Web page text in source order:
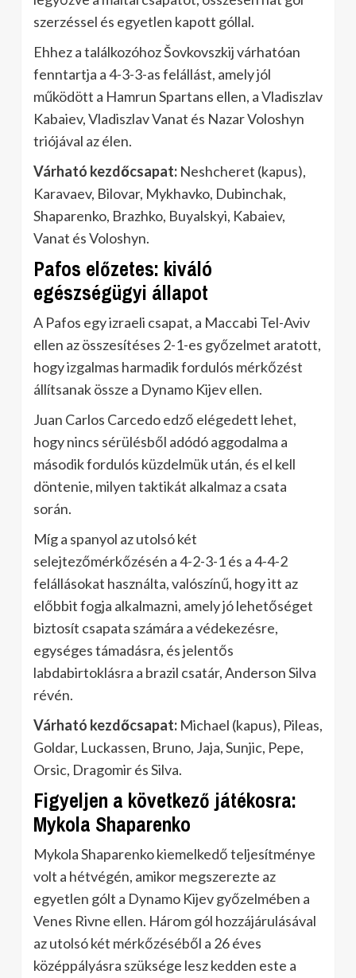
szerzéssel és egyetlen kapott góllal.
Ehhez a találkozóhoz Šovkovszkij várhatóan
fenntartja a 4-3-3-as felállást, amely jól
működött a Hamrun Spartans ellen, a Vladiszlav
Kabaiev, Vladiszlav Vanat és Nazar Voloshyn
triójával az élen.
Várható kezdőcsapat: Neshcheret (kapus),
Karavaev, Bilovar, Mykhavko, Dubinchak,
Shaparenko, Brazhko, Buyalskyi, Kabaiev,
Vanat és Voloshyn.
Pafos előzetes: kiváló
egészségügyi állapot
A Pafos egy izraeli csapat, a Maccabi Tel-Aviv
ellen az összesítéses 2-1-es győzelmet aratott,
hogy izgalmas harmadik fordulós mérkőzést
állítsanak össze a Dynamo Kijev ellen.
Juan Carlos Carcedo edző elégedett lehet,
hogy nincs sérülésből adódó aggodalma a
második fordulós küzdelmük után, és el kell
döntenie, milyen taktikát alkalmaz a csata
során.
Míg a spanyol az utolsó két
selejtezőmérkőzésén a 4-2-3-1 és a 4-4-2
felállásokat használta, valószínű, hogy itt az
előbbit fogja alkalmazni, amely jó lehetőséget
biztosít csapata számára a védekezésre,
egységes támadásra, és jelentős
labdabirtoklásra a brazil csatár, Anderson Silva
révén.
Várható kezdőcsapat: Michael (kapus), Pileas,
Goldar, Luckassen, Bruno, Jaja, Sunjic, Pepe,
Orsic, Dragomir és Silva.
Figyeljen a következő játékosra:
Mykola Shaparenko
Mykola Shaparenko kiemelkedő teljesítménye
volt a hétvégén, amikor megszerezte az
egyetlen gólt a Dynamo Kijev győzelmében a
Venes Rivne ellen. Három gól hozzájárulásával
az utolsó két mérkőzéséből a 26 éves
középpályásra szüksége lesz kedden este a